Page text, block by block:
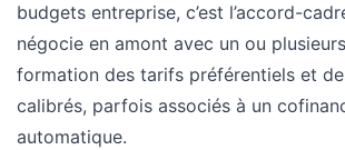
budgets entreprise, c’est l’accord-
négocie en amont avec un ou
formation des tarifs préférentiels et
calibrés, parfois associés à un
automatique.